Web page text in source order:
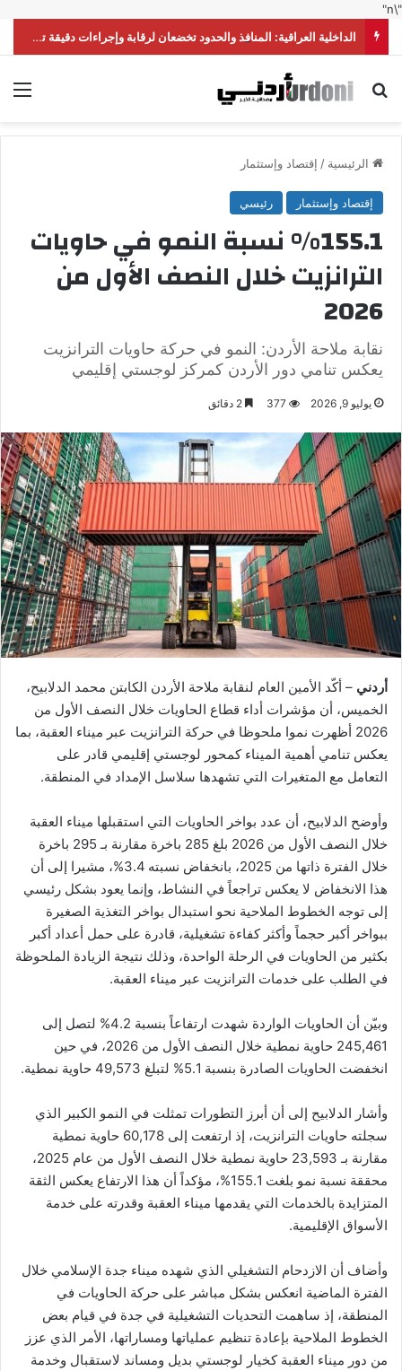
"\n"
الداخلية العراقية: المنافذ والحدود تخضعان لرقابة وإجراءات دقيقة تحقق أعلى درجات الأمن
بحث عن
الرئيسية / إقتصاد وإستثمار
إقتصاد وإستثمار رئيسي
%155.1 نسبة النمو في حاويات
الترانزيت خلال النصف الأول من
2026
نقابة ملاحة الأردن: النمو في حركة حاويات الترانزيت
يعكس تنامي دور الأردن كمركز لوجستي إقليمي
يوليو 9, 2026 377
أردني – أكّد الأمين العام لنقابة ملاحة الأردن الكابتن محمد الدلابيح،
الخميس، أن مؤشرات أداء قطاع الحاويات خلال النصف الأول من
2026 أظهرت نموا ملحوظا في حركة الترانزيت عبر ميناء العقبة، بما
يعكس تنامي أهمية الميناء كمحور لوجستي إقليمي قادر على
التعامل مع المتغيرات التي تشهدها سلاسل الإمداد في المنطقة.
وأوضح الدلابيح، أن عدد بواخر الحاويات التي استقبلها ميناء العقبة
خلال النصف الأول من 2026 بلغ 285 باخرة مقارنة بـ 295 باخرة
خلال الفترة ذاتها من 2025، بانخفاض نسبته 3.4%، مشيرا إلى أن
هذا الانخفاض لا يعكس تراجعاً في النشاط، وإنما يعود بشكل رئيسي
إلى توجه الخطوط الملاحية نحو استبدال بواخر التغذية الصغيرة
ببواخر أكبر حجماً وأكثر كفاءة تشغيلية، قادرة على حمل أعداد أكبر
بكثير من الحاويات في الرحلة الواحدة، وذلك نتيجة الزيادة الملحوظة
في الطلب على خدمات الترانزيت عبر ميناء العقبة.
وبيّن أن الحاويات الواردة شهدت ارتفاعاً بنسبة 4.2% لتصل إلى
245,461 حاوية نمطية خلال النصف الأول من 2026، في حين
انخفضت الحاويات الصادرة بنسبة 5.1% لتبلغ 49,573 حاوية نمطية.
وأشار الدلابيح إلى أن أبرز التطورات تمثلت في النمو الكبير الذي
سجلته حاويات الترانزيت، إذ ارتفعت إلى 60,178 حاوية نمطية
مقارنة بـ 23,593 حاوية نمطية خلال النصف الأول من عام 2025،
محققة نسبة نمو بلغت 155.1%، مؤكداً أن هذا الارتفاع يعكس الثقة
المتزايدة بالخدمات التي يقدمها ميناء العقبة وقدرته على خدمة
الأسواق الإقليمية.
وأضاف أن الازدحام التشغيلي الذي شهده ميناء جدة الإسلامي خلال
الفترة الماضية انعكس بشكل مباشر على حركة الحاويات في
المنطقة، إذ ساهمت التحديات التشغيلية في جدة في قيام بعض
الخطوط الملاحية بإعادة تنظيم عملياتها ومساراتها، الأمر الذي عزز
من دور ميناء العقبة كخيار لوجستي بديل ومساند لاستقبال وخدمة